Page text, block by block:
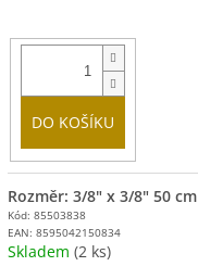
DO KOŠÍKU
Kód: 85503838
EAN: 8595042150834
Rozměr: 3/8" x 3/8" 50 cm
Skladem (2 ks)